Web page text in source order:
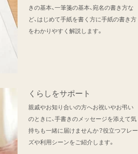
きの基本、一筆箋の基本、宛名の書き方な
ど、はじめて手紙を書く方に手紙の書き方
をわかりやすく解説します。
くらしをサポート
親戚やお知り合いの方へお祝いやお弔い
のときに、手書きのメッセージを添えて気
持ちも一緒に届けませんか？役立つフレー
ズや利用シーンをご紹介します。